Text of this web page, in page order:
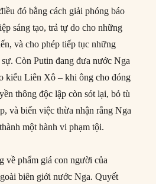
đó bằng cách giải phóng báo
sáng tạo, trả tự do cho những
và cho phép tiếp tục những
Còn Putin đang đưa nước Nga
kiểu Liên Xô – khi ông cho đóng
thông độc lập còn sót lại, bỏ tù
và biến việc thừa nhận rằng Nga
một hành vi phạm tội.
về phẩm giá con người của
biên giới nước Nga. Quyết